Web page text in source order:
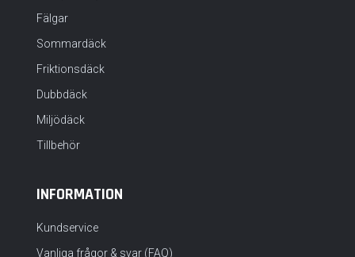
Fälgar
Sommardäck
Friktionsdäck
Dubbdäck
Miljödäck
Tillbehör
INFORMATION
Kundservice
Vanliga frågor & svar (FAQ)